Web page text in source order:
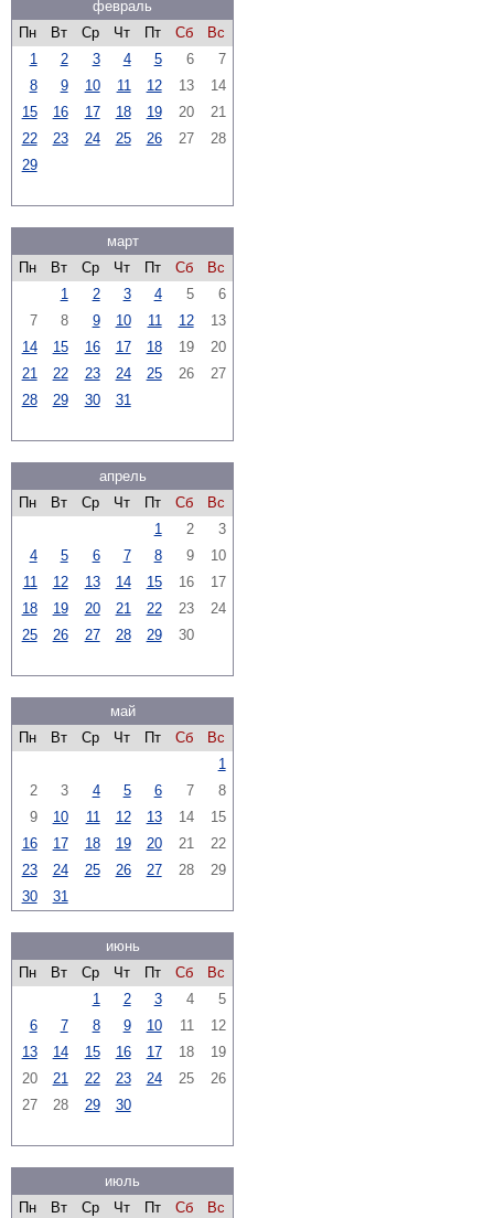
февраль
Пн
Вт Ср Чт Пт Сб
Вс
1
2 3 4 5 6
7
8
9 10 11 12 13
14
15
16 17 18 19 20
21
22
23 24 25 26 27
28
29
март
Пн
Вт Ср Чт Пт Сб
Вс
1
2 3 4 5
6
7
8 9 10 11 12
13
14
15 16 17 18 19
20
21
22 23 24 25 26
27
28
29 30 31
апрель
Пн
Вт Ср Чт Пт Сб
Вс
1
2
3
4
5 6 7 8 9
10
11
12 13 14 15 16
17
18
19 20 21 22 23
24
25
26 27 28 29 30
май
Пн
Вт Ср Чт Пт Сб
Вс
1
2
3 4 5 6 7
8
9
10 11 12 13 14
15
16
17 18 19 20 21
22
23
24 25 26 27 28
29
30
31
июнь
Пн
Вт Ср Чт Пт Сб
Вс
1
2 3 4
5
6
7 8 9 10 11
12
13
14 15 16 17 18
19
20
21 22 23 24 25
26
27
28 29 30
июль
Пн
Вт Ср Чт Пт Сб
Вс